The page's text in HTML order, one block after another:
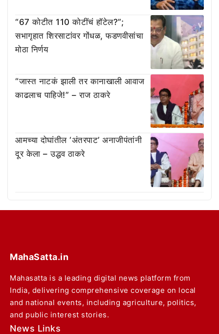
“67 कोटीत 110 कोटींचं हॉटेल?”;
सभागृहात शिरसाटांवर गोंधळ, फडणवीसांचा
मोठा निर्णय
“जास्त नाटकं झाली तर कानाखाली आवाज
काढलाच पाहिजे!” – राज ठाकरे
आमच्या दोघांतील ‘अंतरपाट’ अनाजीपंतांनी
दूर केला – उद्धव ठाकरे
MahaSatta.in
Mahasatta is a leading digital news platform from
India, delivering comprehensive coverage on local
and national events, including agriculture, politics,
and public interest stories.
News Links